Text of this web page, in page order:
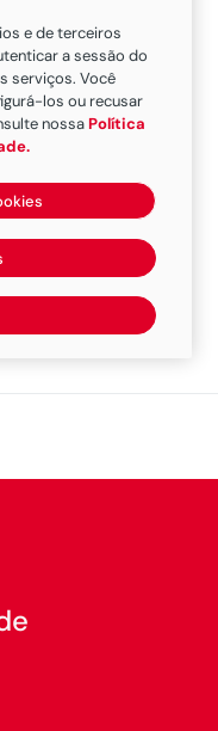
cidade.
78890-152
e de terceiros
a sessão do
serviços. Você
los ou recusar
nossaPolítica